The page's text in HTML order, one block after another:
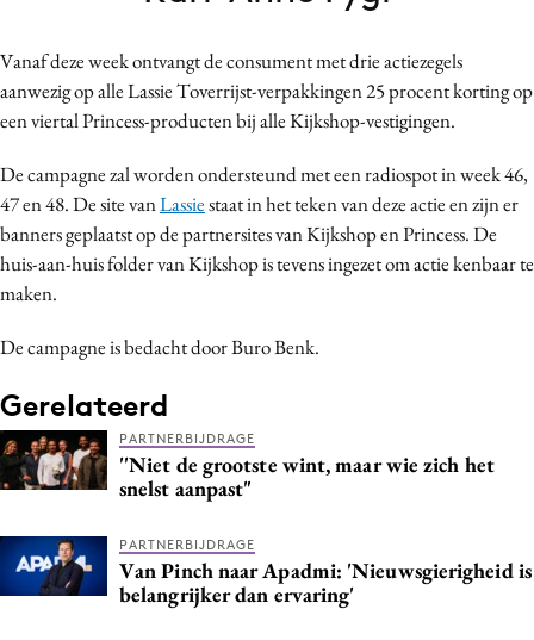
Campagnes
Carriere
Contentmarketing
Craft
Customer Experience
Data & Insights
Design
Digital transformation
Diversiteit
Gedragsverandering
Influencer marketing
Interne communicatie
Media
Merkstrategie
Vanaf deze week ontvangt de consument met drie actiezegels
aanwezig op alle Lassie Toverrijst-verpakkingen 25 procent korting op
een viertal Princess-producten bij alle Kijkshop-vestigingen.
De campagne zal worden ondersteund met een radiospot in week 46,
47 en 48. De site vanLassiestaat in het teken van deze actie en zijn er
banners geplaatst op de partnersites van Kijkshop en Princess. De
huis-aan-huis folder van Kijkshop is tevens ingezet om actie kenbaar te
maken.
De campagne is bedacht door Buro Benk.
Gerelateerd
PARTNERBIJDRAGE
''Niet de grootste wint, maar wie zich het
snelst aanpast"
PARTNERBIJDRAGE
Van Pinch naar Apadmi: 'Nieuwsgierigheid is
belangrijker dan ervaring'